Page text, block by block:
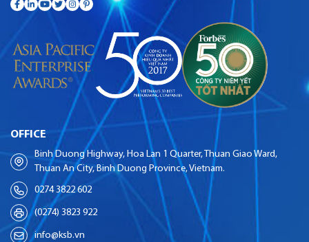
OFFICE
Binh Duong Highway, Hoa Lan 1 Quarter, Thuan Giao Ward,
Thuan An City, Binh Duong Province, Vietnam.
0274 3822 602
(0274) 3823 922
info@ksb.vn